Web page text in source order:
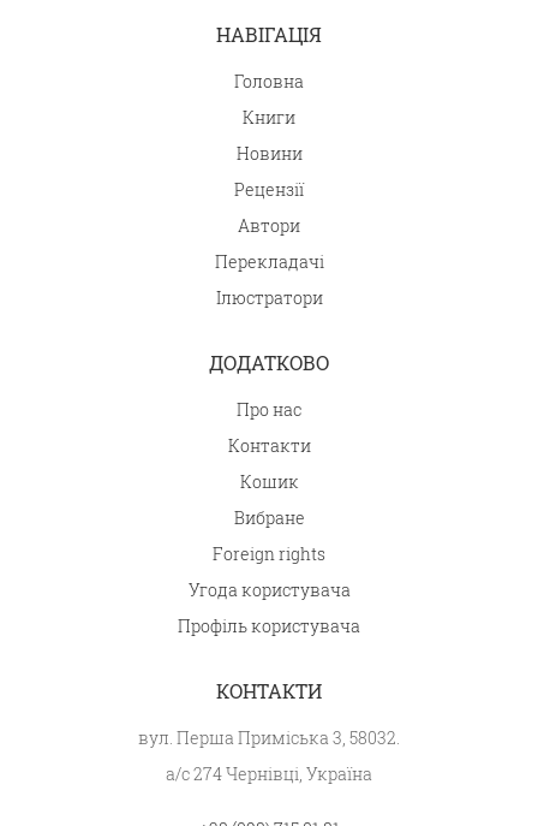
НАВІГАЦІЯ
Головна
Книги
Новини
Рецензії
Автори
Перекладачі
Ілюстратори
ДОДАТКОВО
Про нас
Контакти
Кошик
Вибране
Foreign rights
Угода користувача
Профіль користувача
КОНТАКТИ
вул. Перша Приміська 3, 58032.
а/с 274 Чернівці, Україна